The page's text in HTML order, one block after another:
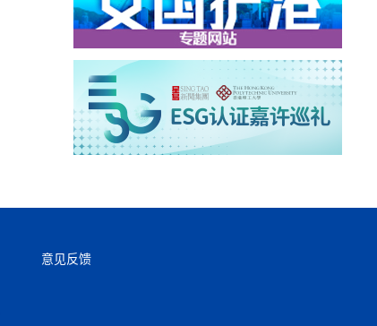
意见反馈